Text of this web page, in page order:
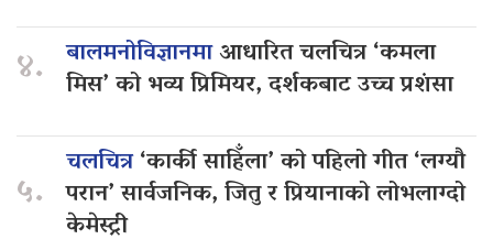
४. बालमनोविज्ञानमाआधारित चलचित्र ‘कमला
मिस’ को भव्य प्रिमियर, दर्शकबाट उच्च प्रशंसा
५.
चलचित्र‘कार्की साहिँला’ को पहिलो गीत ‘लग्यौ
परान’ सार्वजनिक, जितु र प्रियानाको लोभलाग्दो
केमेस्ट्री